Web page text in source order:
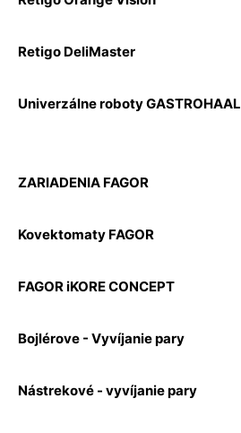
Retigo DeliMaster
Univerzálne roboty GASTROHAAL
ZARIADENIA FAGOR
Kovektomaty FAGOR
FAGOR iKORE CONCEPT
Bojlérove - Vyvíjanie pary
Nástrekové - vyvíjanie pary